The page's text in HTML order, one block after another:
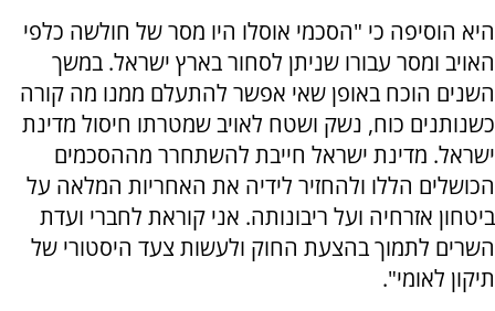
היא הוסיפה כי "הסכמי אוסלו היו מסר של חולשה כלפי
האויב ומסר עבורו שניתן לסחור בארץ ישראל. במשך
השנים הוכח באופן שאי אפשר להתעלם ממנו מה קורה
כשנותנים כוח, נשק ושטח לאויב שמטרתו חיסול מדינת
ישראל. מדינת ישראל חייבת להשתחרר מההסכמים
הכושלים הללו ולהחזיר לידיה את האחריות המלאה על
ביטחון אזרחיה ועל ריבונותה. אני קוראת לחברי ועדת
השרים לתמוך בהצעת החוק ולעשות צעד היסטורי של
תיקון לאומי".